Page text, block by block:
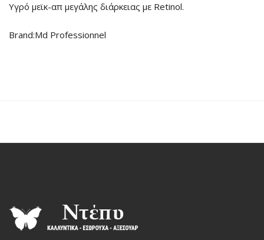
Υγρό μεϊκ-απ μεγάλης διάρκειας με Retinol.
Brand:Md Professionnel